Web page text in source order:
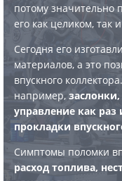
потому значительно
его как целиком, так
Сегодня его
материалов, а это
впускного
например,
управление как
прокладки
Симптомы поломки
расход топлива,